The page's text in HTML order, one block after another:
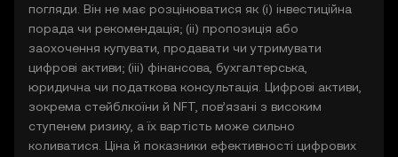
погляди. Він не має розцінюватися як (i) інвестиційна
порада чи рекомендація; (ii) пропозиція або
заохочення купувати, продавати чи утримувати
цифрові активи; (iii) фінансова, бухгалтерська,
юридична чи податкова консультація. Цифрові активи,
зокрема стейблкоїни й NFT, пов’язані з високим
ступенем ризику, а їх вартість може сильно
коливатися. Ціна й показники ефективності цифрових